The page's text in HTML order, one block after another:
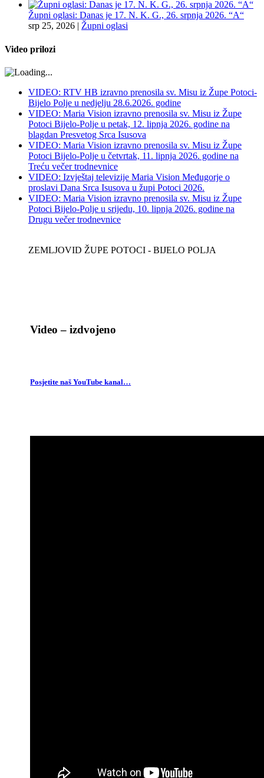
Župni oglasi: Danas je 17. N. K. G., 26. srpnja 2026. “A“
srp 25, 2026 | Župni oglasi
Video prilozi
VIDEO: RTV HB izravno prenosila sv. Misu iz Župe Potoci-
Bijelo Polje u nedjelju 28.6.2026. godine
VIDEO: Maria Vision izravno prenosila sv. Misu iz Župe
Potoci Bijelo-Polje u petak, 12. lipnja 2026. godine na
blagdan Presvetog Srca Isusova
VIDEO: Maria Vision izravno prenosila sv. Misu iz Župe
Potoci Bijelo-Polje u četvrtak, 11. lipnja 2026. godine na
Treću večer trodnevnice
VIDEO: Izvještaj televizije Maria Vision Međugorje o
proslavi Dana Srca Isusova u župi Potoci 2026.
VIDEO: Maria Vision izravno prenosila sv. Misu iz Župe
Potoci Bijelo-Polje u srijedu, 10. lipnja 2026. godine na
Drugu večer trodnevnice
ZEMLJOVID ŽUPE POTOCI - BIJELO POLJA
Video – izdvojeno
Posjetite naš YouTube kanal…